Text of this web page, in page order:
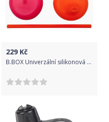
229 Kč
B.BOX Univerzální silikonová víčka - růžová/oranžová